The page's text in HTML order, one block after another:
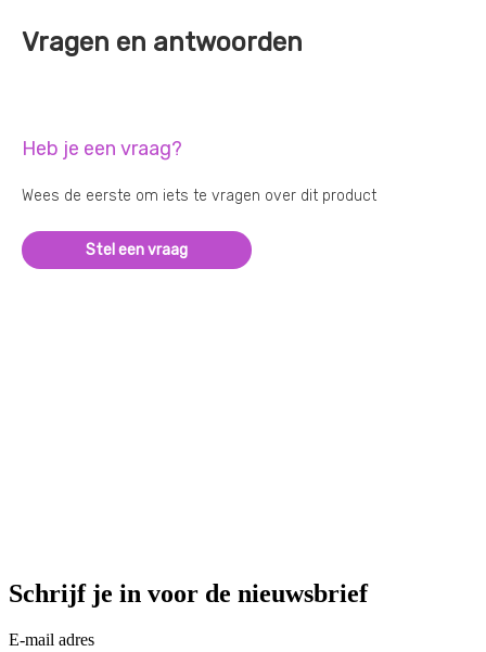
Vragen en antwoorden
Heb je een vraag?
Wees de eerste om iets te vragen over dit product
Stel een vraag
Schrijf je in voor de nieuwsbrief
E-mail adres